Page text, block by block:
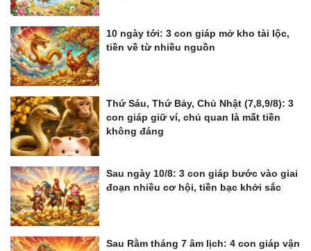
10 ngày tới: 3 con giáp mở kho tài lộc,
tiền về từ nhiều nguồn
Thứ Sáu, Thứ Bảy, Chủ Nhật (7,8,9/8): 3
con giáp giữ ví, chủ quan là mất tiền
không đáng
Sau ngày 10/8: 3 con giáp bước vào giai
đoạn nhiều cơ hội, tiền bạc khởi sắc
Sau Rằm tháng 7 âm lịch: 4 con giáp vận